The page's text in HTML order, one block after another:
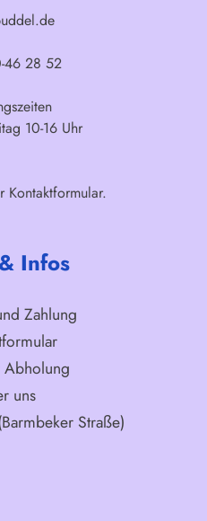
46 28 52
10-16 Uhr
Kontaktformular.
Infos
Zahlung
Abholung
uns
Straße)